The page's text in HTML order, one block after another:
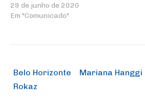
29 de junho de 2020
Em "Comunicado"
Belo Horizonte Mariana Hanggi
Rokaz